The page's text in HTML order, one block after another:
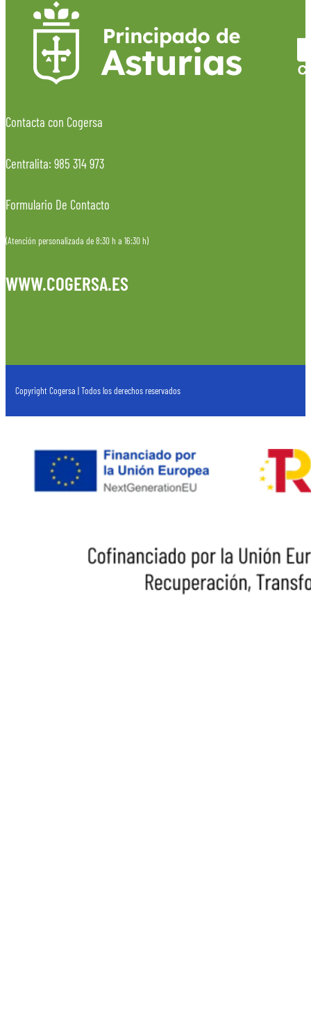
Contacta con Cogersa
Centralita: 985 314 973
Formulario De Contacto
(Atención personalizada de 8:30 h a 16:30 h)
WWW.COGERSA.ES
Copyright Cogersa | Todos los derechos reservados